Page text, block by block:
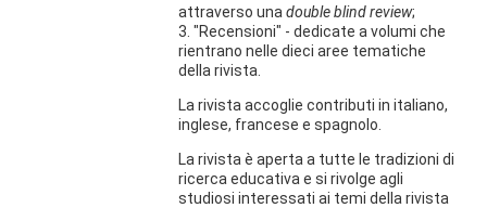
attraverso unadouble blind review;
3. "Recensioni" - dedicate a volumi che
rientrano nelle dieci aree tematiche
della rivista.
La rivista accoglie contributi in italiano,
inglese, francese e spagnolo.
La rivista è aperta a tutte le tradizioni di
ricerca educativa e si rivolge agli
studiosi interessati ai temi della rivista